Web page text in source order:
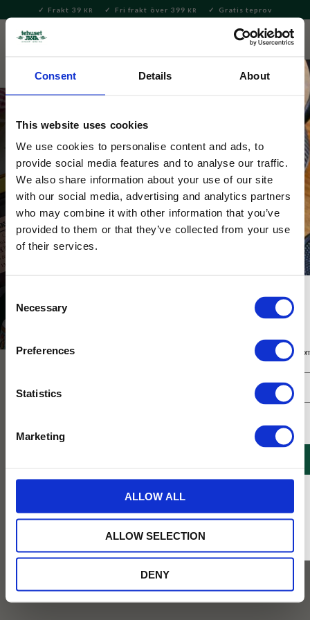
Consent Details About
This website uses cookies
We use cookies to personalise content and ads, to
provide social media features and to analyse our traffic.
We also share information about your use of our site
with our social media, advertising and analytics partners
who may combine it with other information that you’ve
provided to them or that they’ve collected from your use
of their services.
Selection
Necessary
Preferences
Statistics
Marketing
ALLOW ALL
ALLOW SELECTION
DENY
Meny
Frakt 39 KR Fri frakt över 399 KR Gratis teprov
Lavendel
Le Chatelard Linen Lavander
lavendelblommor plockade i Pronence.
129KR
Köp 2 för 139:-
Gåsäggstvål Lavendel
En mjuk, peelande fast tvål från Terra
79KR
Få 10% rabatt på ditt första köp på nätet och ta del av erbjudanden året
* Rabatten gäller endast online på Tehusetjava.se. Rabatten fungerar endast på